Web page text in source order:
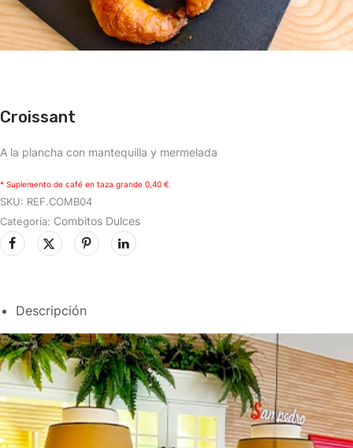
Croissant
A la plancha con mantequilla y mermelada
* Suplemento de café en taza grande 0,40 €
SKU: REF.COMB04
Categoría: Combitos Dulces
Descripción